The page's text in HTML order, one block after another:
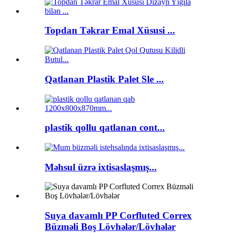
Topdan Təkrar Emal Xüsusi ...
Qatlanan Plastik Palet Sle ...
plastik qollu qatlanan cont...
Məhsul üzrə ixtisaslaşmış...
Suya davamlı PP Corfluted Correx
Büzməli Boş Lövhələr/Lövhələr